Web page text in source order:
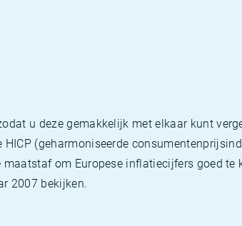
u deze gemakkelijk met elkaar kunt
(geharmoniseerde
om Europese inflatiecijfers goed te
2007 bekijken.